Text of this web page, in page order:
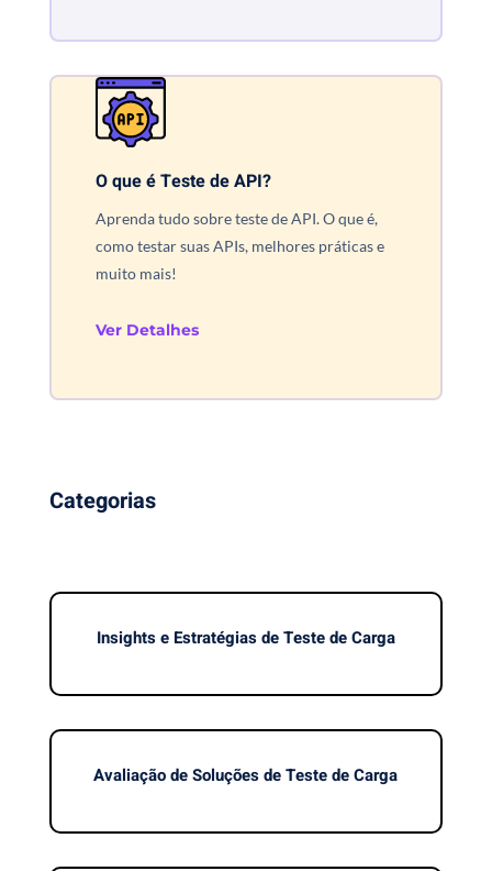
O que é Teste de API?
Aprenda tudo sobre teste de API. O que é,
como testar suas APIs, melhores práticas e
muito mais!
Ver Detalhes
Categorias
Insights e Estratégias de Teste de Carga
Avaliação de Soluções de Teste de Carga